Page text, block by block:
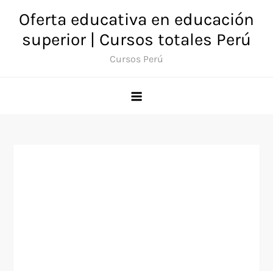
contenido
Oferta educativa en educación
superior | Cursos totales Perú
Cursos Perú